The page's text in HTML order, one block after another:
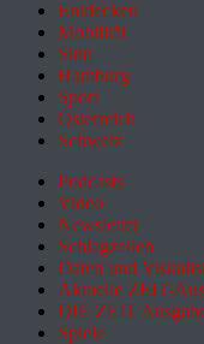
Entdecken
Mobilität
Sinn
Hamburg
Sport
Österreich
Schweiz
Podcasts
Video
Newsletter
Schlagzeilen
Daten und
Aktuelle ZEIT-
DIE ZEIT
Spiele